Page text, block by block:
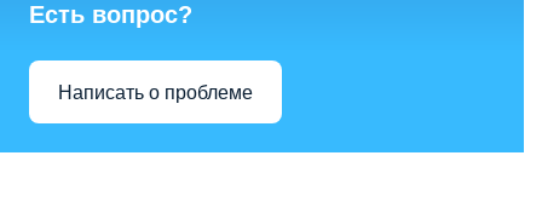
Есть вопрос?
Написать о проблеме